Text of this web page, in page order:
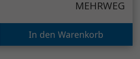
MEHRWEG
Klindworth MULTI Multivitaminsaft...
In den Warenkorb